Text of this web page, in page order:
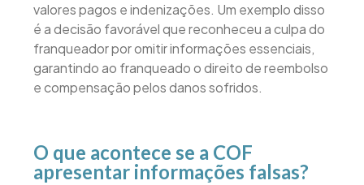
valores pagos e indenizações. Um exemplo disso
é a decisão favorável que reconheceu a culpa do
franqueador por omitir informações essenciais,
garantindo ao franqueado o direito de reembolso
e compensação pelos danos sofridos.
O que acontece se a COF
apresentar informações falsas?